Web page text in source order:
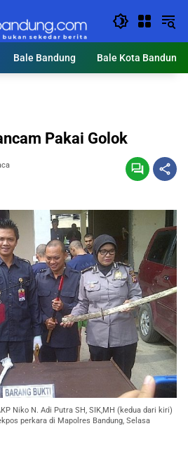
Bale Bandung Bale Kota Bandung
Pakai Golok
Niko N. Adi Putra SH, SIK,MH (kedua dari kiri)
perkara di Mapolres Bandung, Selasa